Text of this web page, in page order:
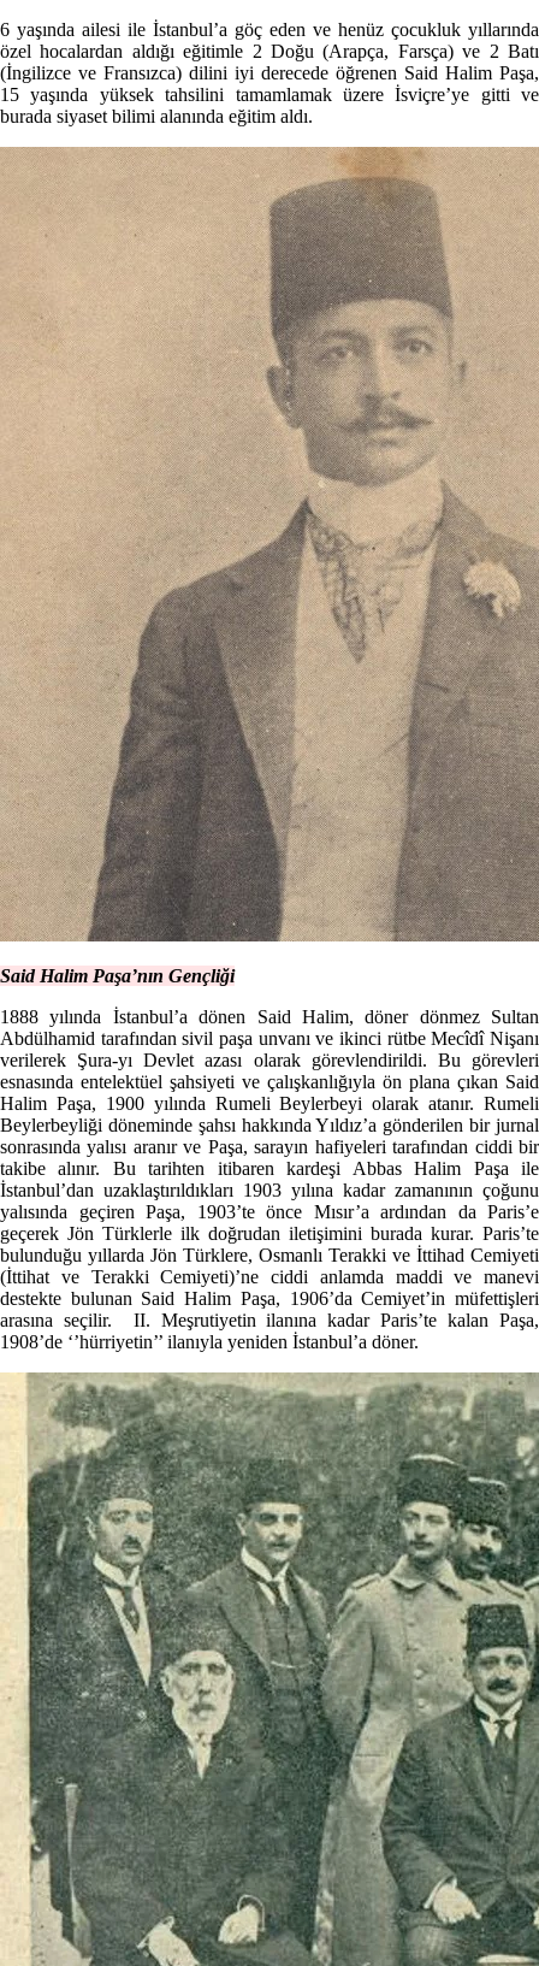
6 yaşında ailesi ile İstanbul’a göç eden ve henüz çocukluk yıllarında
özel hocalardan aldığı eğitimle 2 Doğu (Arapça, Farsça) ve 2 Batı
(İngilizce ve Fransızca) dilini iyi derecede öğrenen Said Halim Paşa,
15 yaşında yüksek tahsilini tamamlamak üzere İsviçre’ye gitti ve
burada siyaset bilimi alanında eğitim aldı.
Said Halim Paşa’nın Gençliği
1888 yılında İstanbul’a dönen Said Halim, döner dönmez Sultan
Abdülhamid tarafından sivil paşa unvanı ve ikinci rütbe Mecîdî Nişanı
verilerek Şura-yı Devlet azası olarak görevlendirildi. Bu görevleri
esnasında entelektüel şahsiyeti ve çalışkanlığıyla ön plana çıkan Said
Halim Paşa, 1900 yılında Rumeli Beylerbeyi olarak atanır. Rumeli
Beylerbeyliği döneminde şahsı hakkında Yıldız’a gönderilen bir jurnal
sonrasında yalısı aranır ve Paşa, sarayın hafiyeleri tarafından ciddi bir
takibe alınır. Bu tarihten itibaren kardeşi Abbas Halim Paşa ile
İstanbul’dan uzaklaştırıldıkları 1903 yılına kadar zamanının çoğunu
yalısında geçiren Paşa, 1903’te önce Mısır’a ardından da Paris’e
geçerek Jön Türklerle ilk doğrudan iletişimini burada kurar. Paris’te
bulunduğu yıllarda Jön Türklere, Osmanlı Terakki ve İttihad Cemiyeti
(İttihat ve Terakki Cemiyeti)’ne ciddi anlamda maddi ve manevi
destekte bulunan Said Halim Paşa, 1906’da Cemiyet’in müfettişleri
arasına seçilir. II. Meşrutiyetin ilanına kadar Paris’te kalan Paşa,
1908’de ‘’hürriyetin’’ ilanıyla yeniden İstanbul’a döner.